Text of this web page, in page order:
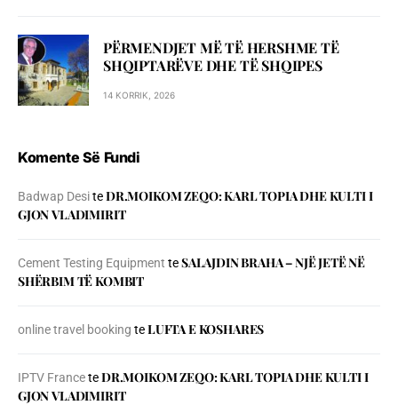
PËRMENDJET MË TË HERSHME TË
SHQIPTARËVE DHE TË SHQIPES
14 KORRIK, 2026
Komente Së Fundi
Badwap DesiteDR.MOIKOM ZEQO: KARL TOPIA DHE KULTI I
GJON VLADIMIRIT
Cement Testing Equipment teSALAJDIN BRAHA – NJЁ JETЁ NЁ
SHЁRBIM TЁ KOMBIT
online travel booking teLUFTA E KOSHARES
IPTV FranceteDR.MOIKOM ZEQO: KARL TOPIA DHE KULTI I
GJON VLADIMIRIT